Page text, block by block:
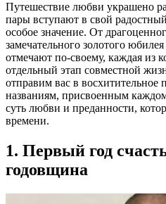
Путешествие любви украшено
пары вступают в свой
особое значение. От
замечательного золотого
отмечают по-своему, каждая из
отдельный этап совместной
отправим вас в
названиям, присвоенным
суть любви и преданности,
времени.
1. Первый год
годовщина